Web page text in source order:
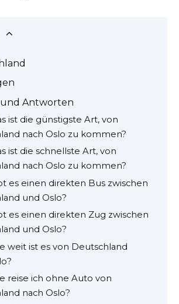
und Antworten
ist die günstigste Art, von
nach Oslo zu kommen?
ist die schnellste Art, von
nach Oslo zu kommen?
es einen direkten Bus zwischen
und Oslo?
es einen direkten Zug zwischen
und Oslo?
weit ist es von Deutschland
reise ich ohne Auto von
nach Oslo?